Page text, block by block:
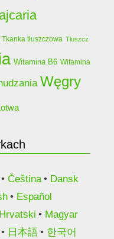
Tkanka tłuszczowa Tłuszcz
Witamina B6 Witamina
Węgry
Čeština
Dansk
Español
Hrvatski
Magyar
日本語
한국어